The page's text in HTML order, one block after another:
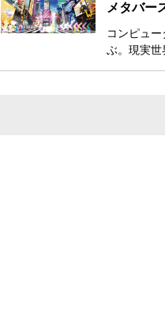
メタバー
コンピュ
ぶ。現実世